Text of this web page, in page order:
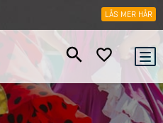
LÄS MER HÄR